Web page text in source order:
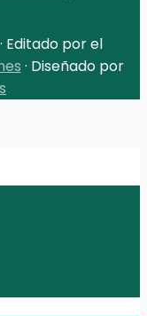
Editado por el
· Diseñado por